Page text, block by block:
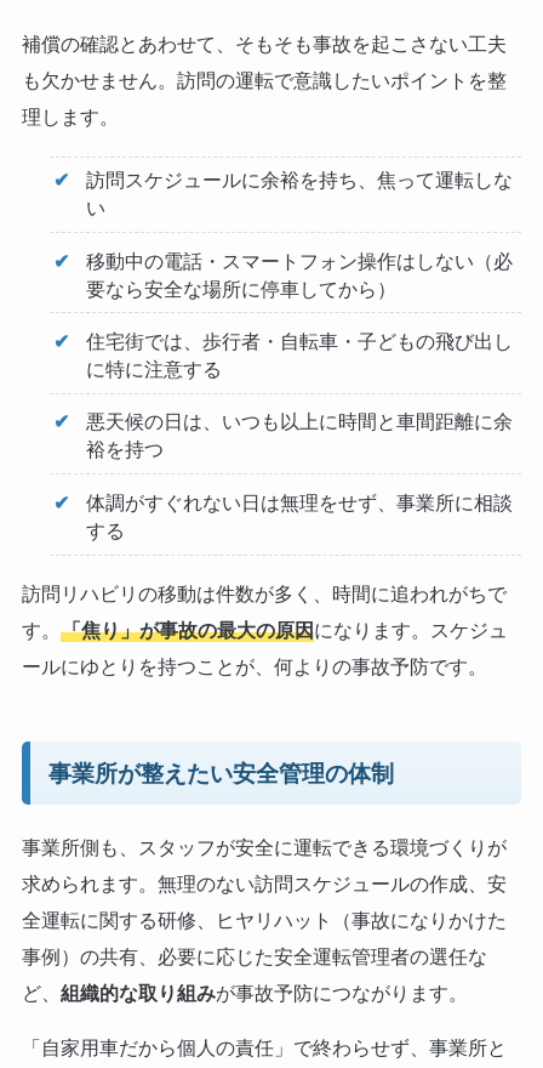
補償の確認とあわせて、そもそも事故を起こさない工夫
も欠かせません。訪問の運転で意識したいポイントを整
理します。
訪問スケジュールに余裕を持ち、焦って運転しな
い
移動中の電話・スマートフォン操作はしない（必
要なら安全な場所に停車してから）
住宅街では、歩行者・自転車・子どもの飛び出し
に特に注意する
悪天候の日は、いつも以上に時間と車間距離に余
裕を持つ
体調がすぐれない日は無理をせず、事業所に相談
する
訪問リハビリの移動は件数が多く、時間に追われがちで
す。 「焦り」が事故の最大の原因になります。スケジュ
ールにゆとりを持つことが、何よりの事故予防です。
事業所が整えたい安全管理の体制
事業所側も、スタッフが安全に運転できる環境づくりが
求められます。無理のない訪問スケジュールの作成、安
全運転に関する研修、ヒヤリハット（事故になりかけた
事例）の共有、必要に応じた安全運転管理者の選任な
ど、 組織的な取り組みが事故予防につながります。
「自家用車だから個人の責任」で終わらせず、事業所と